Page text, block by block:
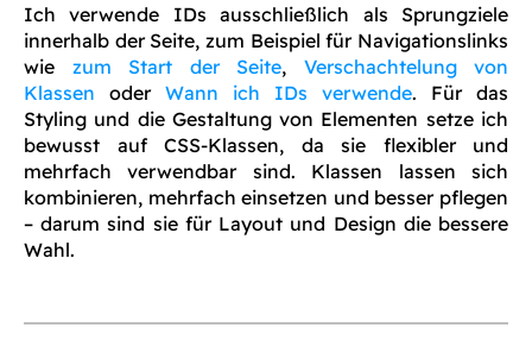
Ich verwende IDs ausschließlich als Sprungziele
innerhalb der Seite, zum Beispiel für Navigationslinks
wie zum Start der Seite, Verschachtelung von
Klassen oder Wann ich IDs verwende. Für das
Styling und die Gestaltung von Elementen setze ich
bewusst auf CSS-Klassen, da sie flexibler und
mehrfach verwendbar sind. Klassen lassen sich
kombinieren, mehrfach einsetzen und besser pflegen
– darum sind sie für Layout und Design die bessere
Wahl.